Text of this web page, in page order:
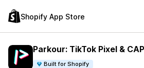
Shopify App Store
Parkour: TikTok Pixel &
Built for Shopify